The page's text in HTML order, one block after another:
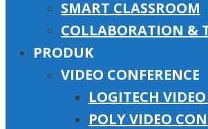
SMART CLASSROOM
COLLABORATION &
PRODUK
VIDEO CONFERENCE
LOGITECH
POLY VIDEO